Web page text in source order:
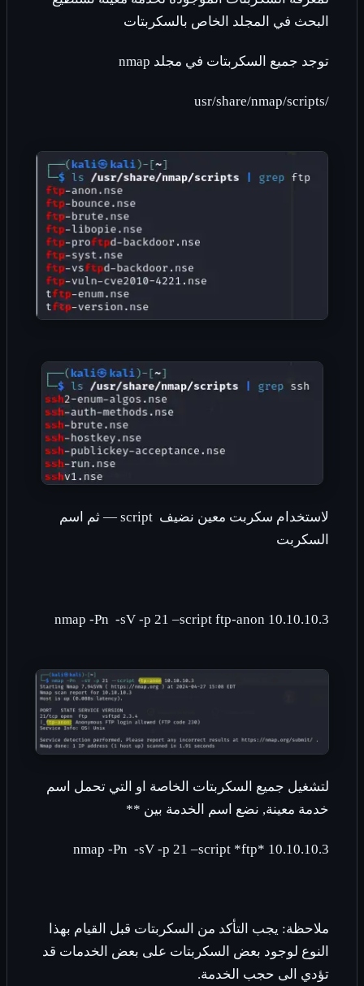
البحث في المجلد الخاص بالسكربتات
توجد جميع السكربتات في مجلد nmap
/
usr/share/nmap/scripts
لاستخدام سكربت معين نضيف — scriptثم اسم
السكربت
nmap -Pn -sV -p 21 –script ftp-anon 10.10.10.3
لتشغيل جميع السكربتات الخاصة او التي تحمل اسم
خدمة معينة, نضع اسم الخدمة بين **
nmap -Pn -sV -p 21 –script *ftp* 10.10.10.3
ملاحظة: يجب التأكد من السكربتات قبل القيام بهذا
النوع لوجود بعض السكربتات على بعض الخدمات قد
تؤدي الى حجب الخدمة.